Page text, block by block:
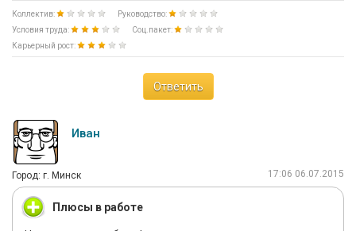
Коллектив:
Руководство:
Условия труда:
Соц.пакет:
Карьерный рост:
Ответить
Иван
Город: г. Минск 17:06 06.07.2015
Плюсы в работе